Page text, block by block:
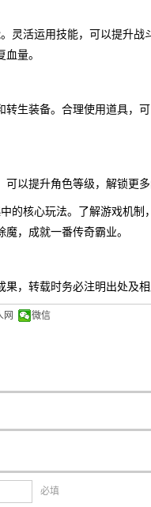
灵活运用技能，可以提升战
量。
生装备。合理使用道具，
以提升角色等级，解锁更多
的核心玩法。了解游戏机制
，成就一番传奇霸业。
，转载时务必注明出处及相
网 微信
必填